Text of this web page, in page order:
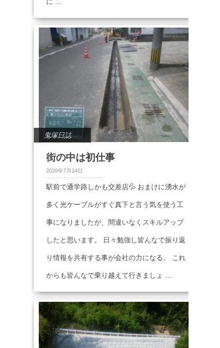
鬼塚日誌
街の中は初仕事
2020年7月24日
駅前で通学路しかも交差店💦 おまけに湧水が
多く光ケーブルがすぐ真下と言う気を使う工
事になりましたが、間違いなくスキルアップ
したと思います。 日々勉強し皆んなで振り返
り情報を共有する事が会社の力になる。 これ
からも皆んなで乗り越えて行きましょ …